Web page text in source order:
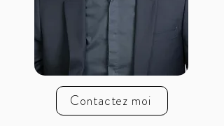
Contactez moi